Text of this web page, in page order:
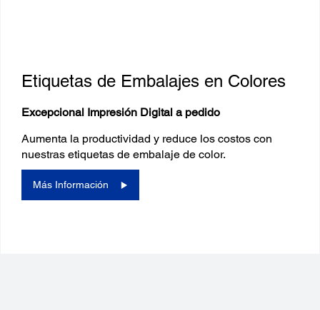
Etiquetas de Embalajes en Colores
Excepcional Impresión Digital a pedido
Aumenta la productividad y reduce los costos con
nuestras etiquetas de embalaje de color.
Más Información